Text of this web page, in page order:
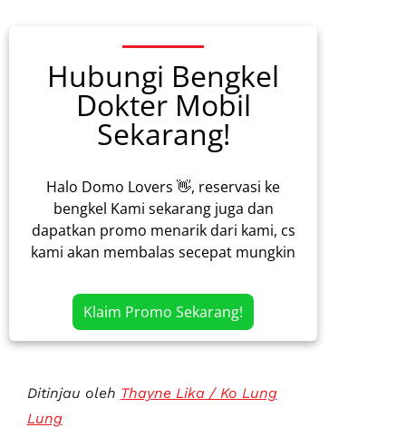
Hubungi Bengkel
Dokter Mobil
Sekarang!
Halo Domo Lovers 👋, reservasi ke
bengkel Kami sekarang juga dan
dapatkan promo menarik dari kami, cs
kami akan membalas secepat mungkin
Klaim Promo Sekarang!
Ditinjau oleh Thayne Lika / Ko Lung
Lung